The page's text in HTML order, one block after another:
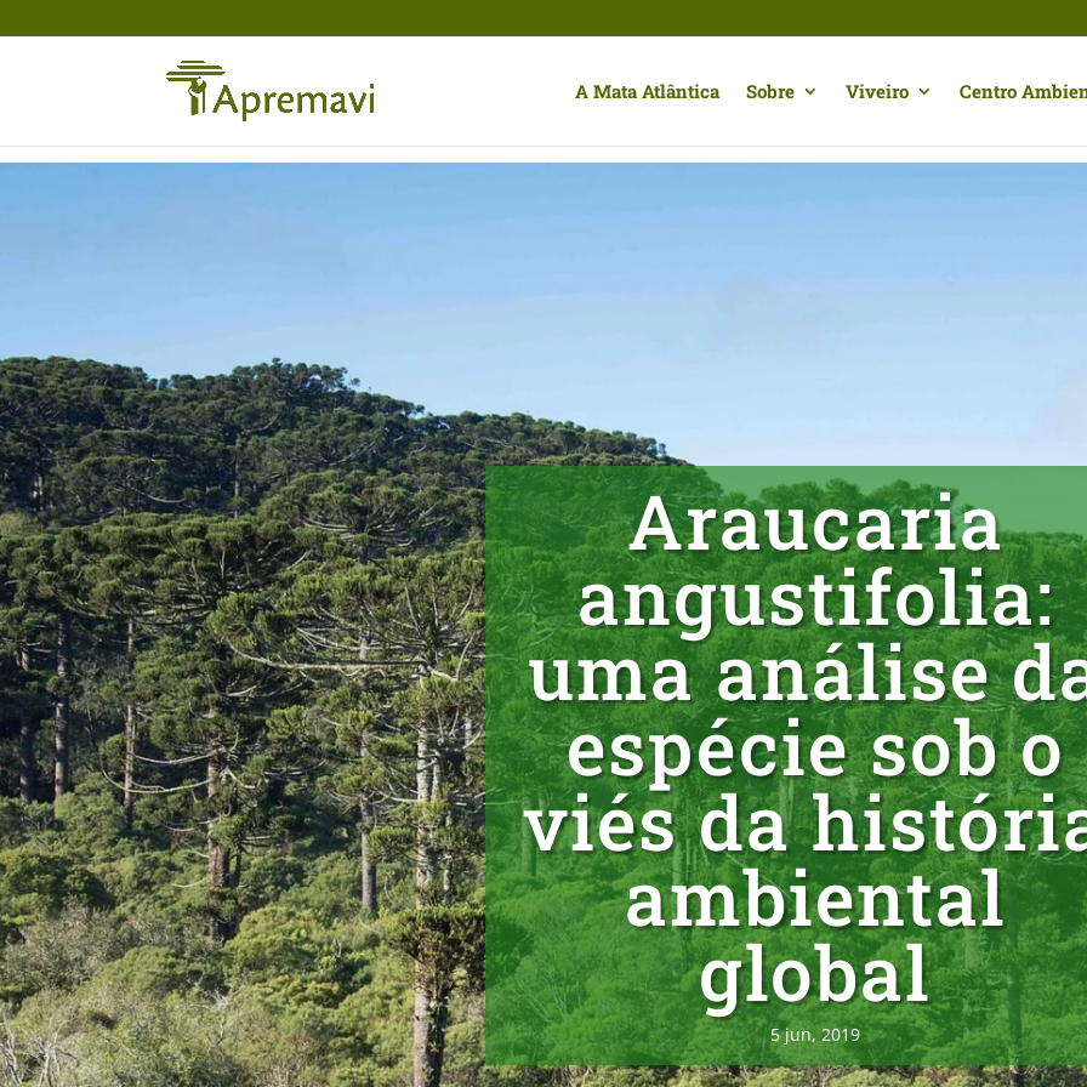
A Mata Atlântica Sobre Viveiro Centro
Araucaria
angustifolia:
uma análise
espécie sob o
viés da
ambiental
global
5 jun, 2019